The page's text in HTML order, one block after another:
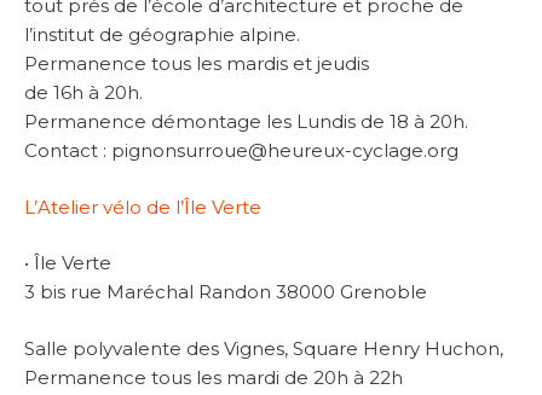
tout près de l’école d’architecture et proche de
l’institut de géographie alpine.
Permanence tous les mardis et jeudis
de 16h à 20h.
Permanence démontage les Lundis de 18 à 20h.
Contact : pignonsurroue@heureux-cyclage.org
L’Atelier vélo de l’Île Verte
• Île Verte
3 bis rue Maréchal Randon 38000 Grenoble
Salle polyvalente des Vignes, Square Henry Huchon,
Permanence tous les mardi de 20h à 22h